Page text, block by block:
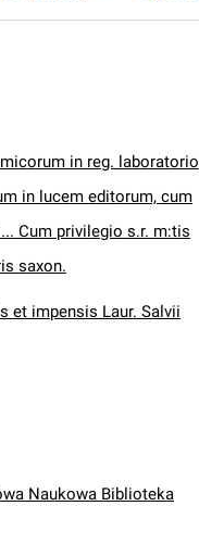
in reg. laboratorio
in lucem editorum, cum
Cum privilegio s.r. m:tis
saxon.
et impensis Laur. Salvii
Naukowa Biblioteka